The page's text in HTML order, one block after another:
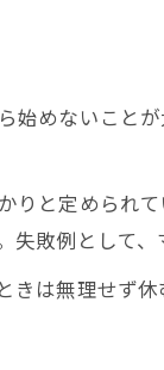
めないこと
りと定められ
敗例として
は無理せず